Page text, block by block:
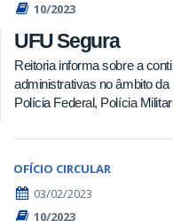
10/2023
UFU Segura
Reitoria informa sobre a
administrativas no âmbito
Polícia Federal, Polícia
OFÍCIO CIRCULAR
03/02/2023
10/2023